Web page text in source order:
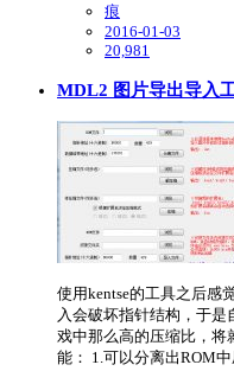
痕
2016-01-03
20,981
MDL2 图片导出导入
使用kentse的工具之后感
入会破坏指针结构，于
戏中那么高的压缩比，将
能： 1.可以分离出ROM